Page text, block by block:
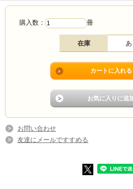
■ インタビュー
■最近気になっていることベスト３
■やいまNEWS ＆ TOPICS
■ここのこれがんまさーっ！
■しまのいろとくらす
■今月のきいやま商店「イベントが戻ってきた！
■まーやのいきもの観察日記「ナナホシキンカメ
■資料こぼればなし「鎌倉芳太郎と八重山」（八
■石垣佳彦写真館「真珠を育む川平湾」
■与座英信のフランス日記
■無声之詩「蓋棺録 2023（安藤由美子）
■島の風「船通学」（小浜清志）
■未来巡礼「箇条書き」（八重洋一郎）
■島の風景と歴史「山越えの道・ヤッサクイツ（
■文庫連のオススメするこの一冊「モグラのモー
購入数： 冊
在庫
お問い合わせ
友達にメールですすめる